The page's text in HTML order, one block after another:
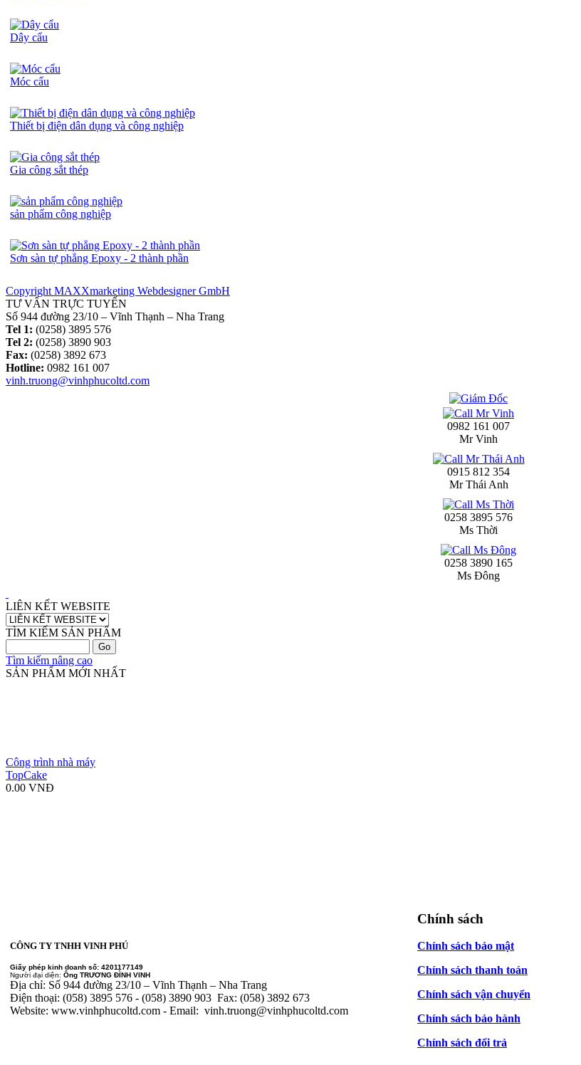
Dây cẩu
Móc cẩu
Thiết bị điện dân dụng và công nghiệp
Gia công sắt thép
sản phẩm công nghiệp
Sơn sàn tự phẳng Epoxy - 2 thành phần
Copyright MAXXmarketing Webdesigner GmbH
TƯ VẤN TRỰC TUYẾN
Số 944 đường 23/10 – Vĩnh Thạnh – Nha Trang
Tel 1: (0258) 3895 576
Tel 2: (0258) 3890 903
Fax: (0258) 3892 673
Hotline: 0982 161 007
vinh.truong@vinhphucoltd.com
0982 161 007
Mr Vinh
0915 812 354
Mr Thái Anh
0258 3895 576
Ms Thời
0258 3890 165
Ms Đông
LIÊN KẾT WEBSITE
TÌM KIẾM SẢN PHẨM
Tìm kiếm nâng cao
SẢN PHẨM MỚI NHẤT
TopCake
0.00 VNĐ
CÔNG TY TNHH VINH PHÚ
Giấy phép kinh doanh số: 4201177149
Người đại diện: Ông TRƯƠNG ĐÌNH VINH
Địa chỉ: Số 944 đường 23/10 – Vĩnh Thạnh – Nha Trang
Điện thoại: (058) 3895 576 - (058) 3890 903 Fax: (058) 3892 673
Website: www.vinhphucoltd.com - Email: vinh.truong@vinhphucoltd.com
Chính sách
Chính sách bảo mật
Chính sách thanh toán
Chính sách vận chuyển
Chính sách bảo hành
Chính sách đổi trả